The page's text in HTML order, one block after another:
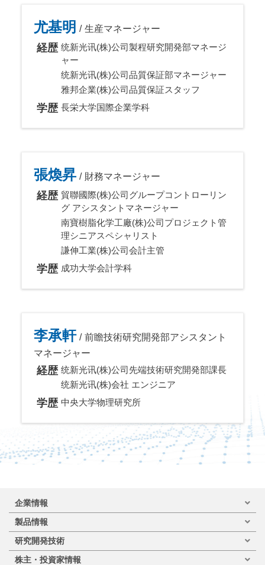
尤基明 生産マネージャー
経歴 统新光讯(株)公司製程研究開発部マネージ
ャー
统新光讯(株)公司品質保証部マネージャー
雅邦企業(株)公司品質保証スタッフ
学歴 長栄大学国際企業学科
張煥昇 財務マネージャー
経歴 貿聯國際(株)公司グループコントローリン
グ アシスタントマネージャー
南寶樹脂化学工廠(株)公司プロジェクト管
理シニアスペシャリスト
謙伸工業(株)公司会計主管
学歴 成功大学会計学科
李承軒
前瞻技術研究開発部アシスタント
マネージャー
経歴 统新光讯(株)公司先端技術研究開発部課長
统新光讯(株)会社 エンジニア
学歴 中央大学物理研究所
企業情報
製品情報
研究開発技術
株主・投資家情報